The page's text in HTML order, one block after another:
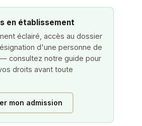
en établissement
éclairé, accès au dossier
d'une personne de
consultez notre guide pour
droits avant toute
mon admission